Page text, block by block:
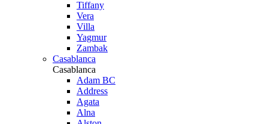
Tiffany
Vera
Villa
Yagmur
Zambak
Casablanca
Casablanca
Adam BC
Address
Agata
Alna